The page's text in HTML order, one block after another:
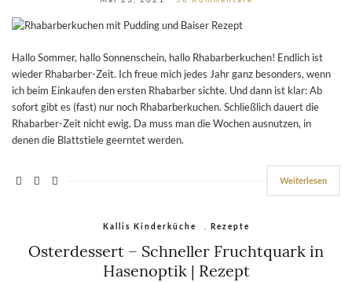
Hallo Sommer, hallo Sonnenschein, hallo Rhabarberkuchen! Endlich ist
wieder Rhabarber-Zeit. Ich freue mich jedes Jahr ganz besonders, wenn
ich beim Einkaufen den ersten Rhabarber sichte. Und dann ist klar: Ab
sofort gibt es (fast) nur noch Rhabarberkuchen. Schließlich dauert die
Rhabarber-Zeit nicht ewig. Da muss man die Wochen ausnutzen, in
denen die Blattstiele geerntet werden.
Weiterlesen
Kallis Kinderküche Rezepte
Osterdessert – Schneller Fruchtquark in
Hasenoptik | Rezept